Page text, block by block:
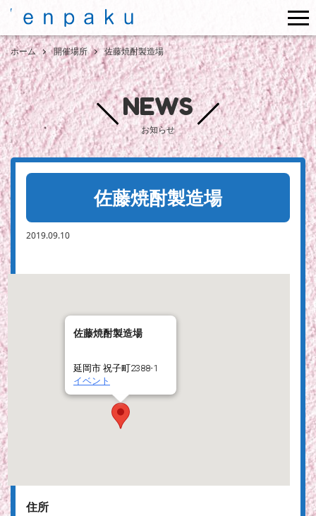
ホーム 開催場所 佐藤焼酎製造場
NEWS
お知らせ
佐藤焼酎製造場
2019.09.10
佐藤焼酎製造場
延岡市 祝子町2388-1
イベント
住所